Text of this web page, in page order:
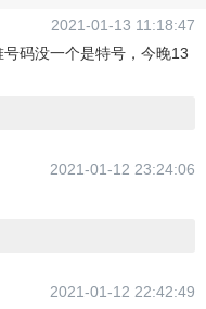
2021-01-13 11:18:47
码没一个是特号，今晚13
2021-01-12 23:24:06
2021-01-12 22:42:49